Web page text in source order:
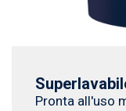
Pronta all'uso